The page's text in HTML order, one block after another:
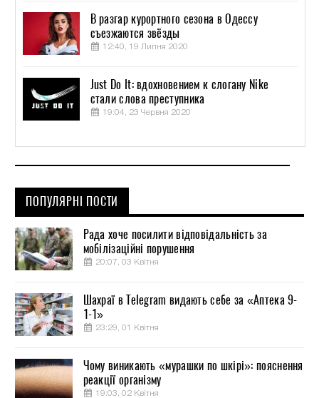
В разгар курортного сезона в Одессу
съезжаются звёзды
12:40, 19 Липня 2020
Just Do It: вдохновением к слогану Nike
стали слова преступника
19:04, 23 Червня 2020
ПОПУЛЯРНІ ПОСТИ
Рада хоче посилити відповідальність за
мобілізаційні порушення
20:07, 03 Квітня
Шахраї в Telegram видають себе за «Аптека 9-
1-1»
23:29, 01 Квітня
Чому виникають «мурашки по шкірі»: пояснення
реакції організму
19:03, 02 Квітня